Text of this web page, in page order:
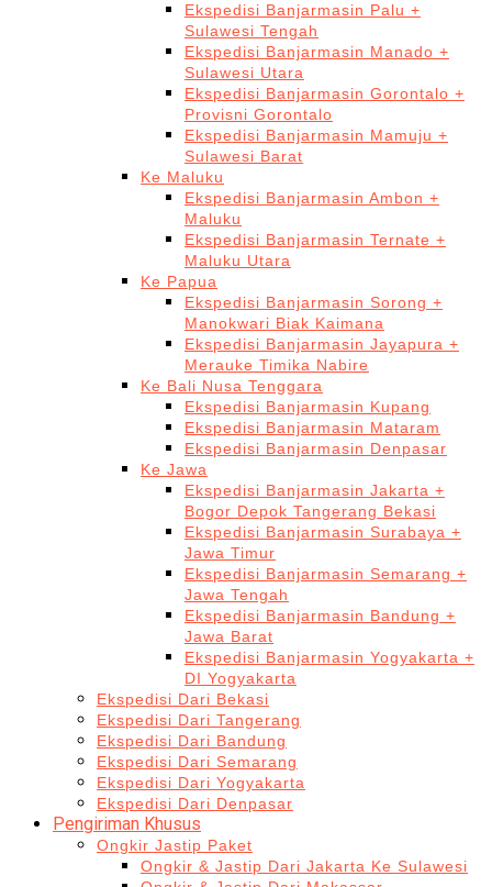
Ekspedisi Banjarmasin Palu +
Sulawesi Tengah
Ekspedisi Banjarmasin Manado +
Sulawesi Utara
Ekspedisi Banjarmasin Gorontalo +
Provisni Gorontalo
Ekspedisi Banjarmasin Mamuju +
Sulawesi Barat
Ke Maluku
Ekspedisi Banjarmasin Ambon +
Maluku
Ekspedisi Banjarmasin Ternate +
Maluku Utara
Ke Papua
Ekspedisi Banjarmasin Sorong +
Manokwari Biak Kaimana
Ekspedisi Banjarmasin Jayapura +
Merauke Timika Nabire
Ke Bali Nusa Tenggara
Ekspedisi Banjarmasin Kupang
Ekspedisi Banjarmasin Mataram
Ekspedisi Banjarmasin Denpasar
Ke Jawa
Ekspedisi Banjarmasin Jakarta +
Bogor Depok Tangerang Bekasi
Ekspedisi Banjarmasin Surabaya +
Jawa Timur
Ekspedisi Banjarmasin Semarang +
Jawa Tengah
Ekspedisi Banjarmasin Bandung +
Jawa Barat
Ekspedisi Banjarmasin Yogyakarta +
DI Yogyakarta
Ekspedisi Dari Bekasi
Ekspedisi Dari Tangerang
Ekspedisi Dari Bandung
Ekspedisi Dari Semarang
Ekspedisi Dari Yogyakarta
Ekspedisi Dari Denpasar
Pengiriman Khusus
Ongkir Jastip Paket
Ongkir & Jastip Dari Jakarta Ke Sulawesi